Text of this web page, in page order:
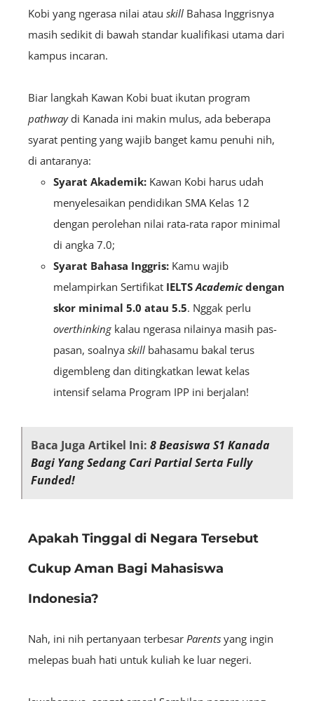
Kobi yang ngerasa nilai atau skill Bahasa Inggrisnya
masih sedikit di bawah standar kualifikasi utama dari
kampus incaran.
Biar langkah Kawan Kobi buat ikutan program
pathwaydi Kanada ini makin mulus, ada beberapa
syarat penting yang wajib banget kamu penuhi nih,
di antaranya:
Syarat Akademik: Kawan Kobi harus udah
menyelesaikan pendidikan SMA Kelas 12
dengan perolehan nilai rata-rata rapor minimal
di angka 7.0;
Syarat Bahasa Inggris: Kamu wajib
melampirkan Sertifikat IELTSAcademicdengan
skor minimal 5.0 atau 5.5. Nggak perlu
overthinkingkalau ngerasa nilainya masih pas-
pasan, soalnya skill bahasamu bakal terus
digembleng dan ditingkatkan lewat kelas
intensif selama Program IPP ini berjalan!
Baca Juga Artikel Ini: 8 Beasiswa S1 Kanada
Bagi Yang Sedang Cari Partial Serta Fully
Funded!
Apakah Tinggal di Negara Tersebut
Cukup Aman Bagi Mahasiswa
Indonesia?
Nah, ini nih pertanyaan terbesar Parents yang ingin
melepas buah hati untuk kuliah ke luar negeri.